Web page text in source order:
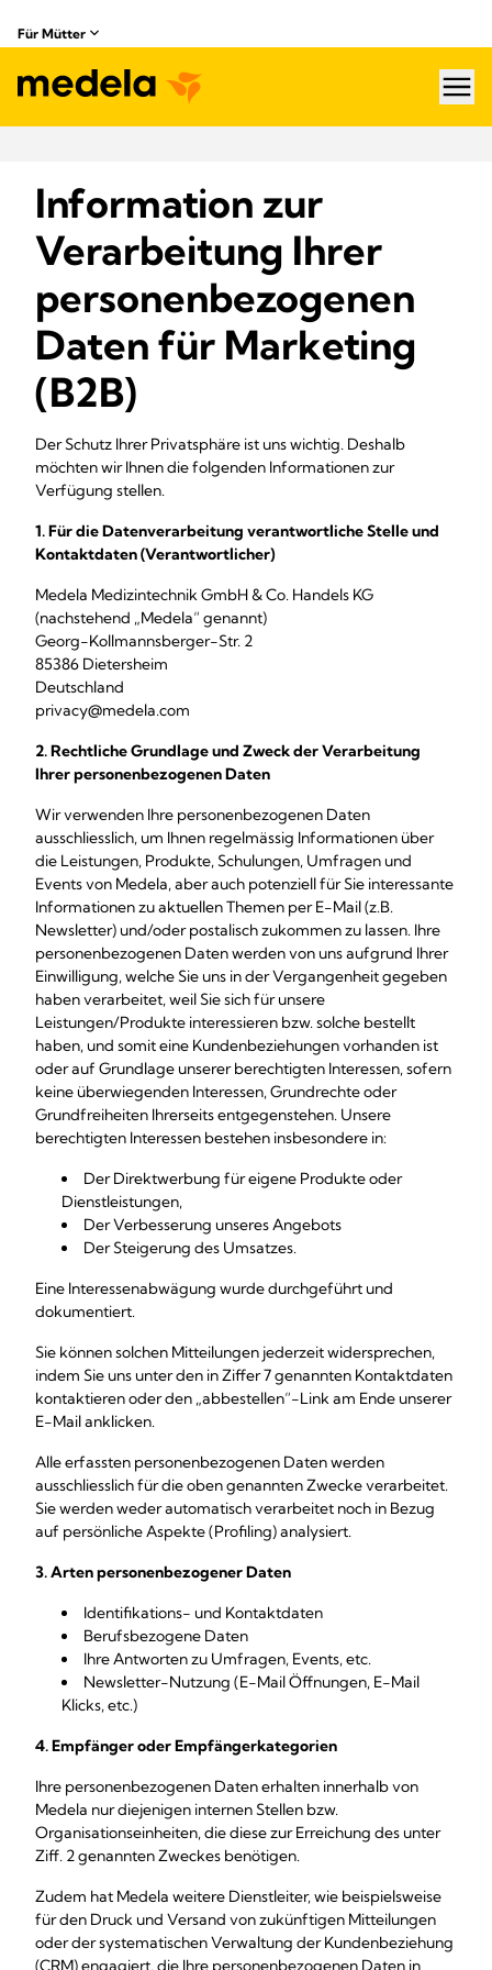
Für Mütter
Information zur
Verarbeitung Ihrer
personenbezogenen
Daten für Marketing
(B2B)
Der Schutz Ihrer Privatsphäre ist uns wichtig. Deshalb
möchten wir Ihnen die folgenden Informationen zur
Verfügung stellen.
1. Für die Datenverarbeitung verantwortliche Stelle und
Kontaktdaten (Verantwortlicher)
Medela Medizintechnik GmbH & Co. Handels KG
(nachstehend „Medela“ genannt)
Georg-Kollmannsberger-Str. 2
85386 Dietersheim
Deutschland
privacy@medela.com
2. Rechtliche Grundlage und Zweck der Verarbeitung
Ihrer personenbezogenen Daten
Wir verwenden Ihre personenbezogenen Daten
ausschliesslich, um Ihnen regelmässig Informationen über
die Leistungen, Produkte, Schulungen, Umfragen und
Events von Medela, aber auch potenziell für Sie interessante
Informationen zu aktuellen Themen per E-Mail (z.B.
Newsletter) und/oder postalisch zukommen zu lassen. Ihre
personenbezogenen Daten werden von uns aufgrund Ihrer
Einwilligung, welche Sie uns in der Vergangenheit gegeben
haben verarbeitet, weil Sie sich für unsere
Leistungen/Produkte interessieren bzw. solche bestellt
haben, und somit eine Kundenbeziehungen vorhanden ist
oder auf Grundlage unserer berechtigten Interessen, sofern
keine überwiegenden Interessen, Grundrechte oder
Grundfreiheiten Ihrerseits entgegenstehen. Unsere
berechtigten Interessen bestehen insbesondere in:
Der Direktwerbung für eigene Produkte oder
Dienstleistungen,
Der Verbesserung unseres Angebots
Der Steigerung des Umsatzes.
Eine Interessenabwägung wurde durchgeführt und
dokumentiert.
Sie können solchen Mitteilungen jederzeit widersprechen,
indem Sie uns unter den in Ziffer 7 genannten Kontaktdaten
kontaktieren oder den „abbestellen“-Link am Ende unserer
E-Mail anklicken.
Alle erfassten personenbezogenen Daten werden
ausschliesslich für die oben genannten Zwecke verarbeitet.
Sie werden weder automatisch verarbeitet noch in Bezug
auf persönliche Aspekte (Profiling) analysiert.
3. Arten personenbezogener Daten
Identifikations- und Kontaktdaten
Berufsbezogene Daten
Ihre Antworten zu Umfragen, Events, etc.
Newsletter-Nutzung (E-Mail Öffnungen, E-Mail
Klicks, etc.)
4. Empfänger oder Empfängerkategorien
Ihre personenbezogenen Daten erhalten innerhalb von
Medela nur diejenigen internen Stellen bzw.
Organisationseinheiten, die diese zur Erreichung des unter
Ziff. 2 genannten Zweckes benötigen.
Zudem hat Medela weitere Dienstleiter, wie beispielsweise
für den Druck und Versand von zukünftigen Mitteilungen
oder der systematischen Verwaltung der Kundenbeziehung
(CRM) engagiert, die Ihre personenbezogenen Daten in